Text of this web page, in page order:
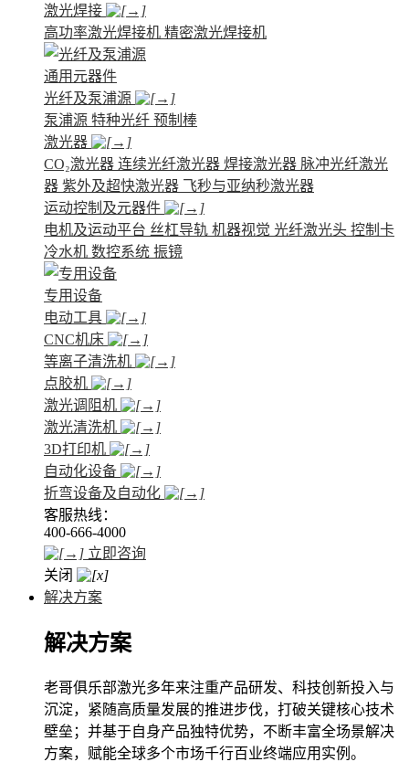
激光焊接
高功率激光焊接机 精密激光焊接机
通用元器件
光纤及泵浦源
泵浦源 特种光纤 预制棒
激光器
CO₂激光器 连续光纤激光器 焊接激光器 脉冲光纤激光
器 紫外及超快激光器 飞秒与亚纳秒激光器
运动控制及元器件
电机及运动平台 丝杠导轨 机器视觉 光纤激光头 控制卡
冷水机 数控系统 振镜
专用设备
电动工具
CNC机床
等离子清洗机
点胶机
激光调阻机
激光清洗机
3D打印机
自动化设备
折弯设备及自动化
客服热线：
400-666-4000
立即咨询
关闭
解决方案
解决方案
老哥俱乐部激光多年来注重产品研发、科技创新投入与
沉淀，紧随高质量发展的推进步伐，打破关键核心技术
壁垒；并基于自身产品独特优势，不断丰富全场景解决
方案，赋能全球多个市场千行百业终端应用实例。